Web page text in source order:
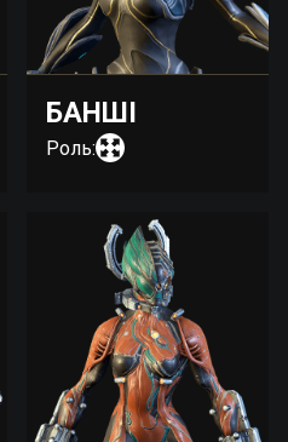
БАНШІ
Роль: